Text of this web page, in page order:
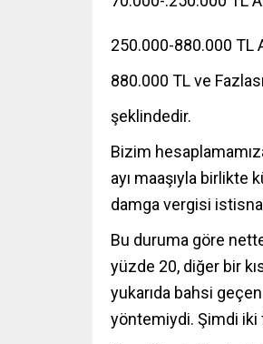
250.000-880.000 TL
880.000 TL ve
şeklindedir.
Bizim
ayı maaşıyla birlikte
damga vergisi
Bu duruma göre
yüzde 20, diğer bir
yukarıda bahsi
yöntemiydi. Şimdi iki